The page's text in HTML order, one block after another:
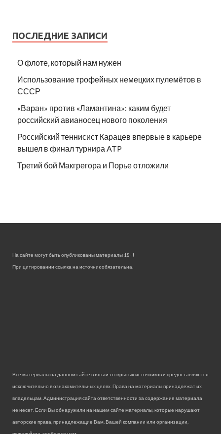
ПОСЛЕДНИЕ ЗАПИСИ
О флоте, который нам нужен
Использование трофейных немецких пулемётов в
СССР
«Варан» против «Ламантина»: каким будет
российский авианосец нового поколения
Российский теннисист Карацев впервые в карьере
вышел в финал турнира ATP
Третий бой Макгрегора и Порье отложили
На сайте могут быть опубликованы материалы 18+!
При цитировании ссылка на источник обязательна.
Все материалы на данном сайте взяты из открытых источников и предоставляются
исключительно в ознакомительных целях. Права на материалы принадлежат их
владельцам. Администрация сайта ответственности за содержание материала
не несет. Если Вы обнаружили на нашем сайте материалы, которые нарушают
авторские права, принадлежащие Вам, Вашей компании или организации,